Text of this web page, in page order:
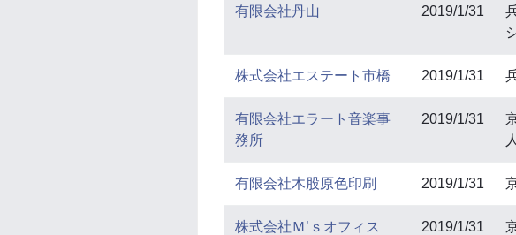
有限会社丹山 2019/1/31
株式会社エステート市橋 2019/1/31
有限会社エラート音楽事
務所
2019/1/31
有限会社木股原色印刷 2019/1/31
株式会社Ｍ’ｓオフィス 2019/1/31